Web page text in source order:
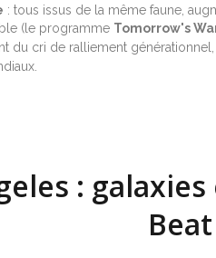
: tous issus de la même faune,
(le programme Tomorrow's
du cri de ralliement
: